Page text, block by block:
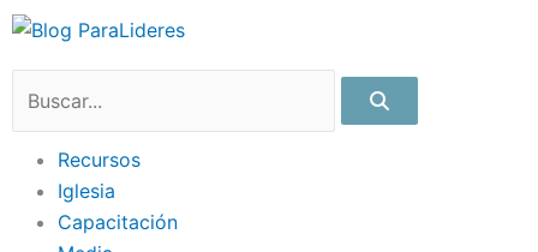
contenido
Recursos
Iglesia
Capacitación